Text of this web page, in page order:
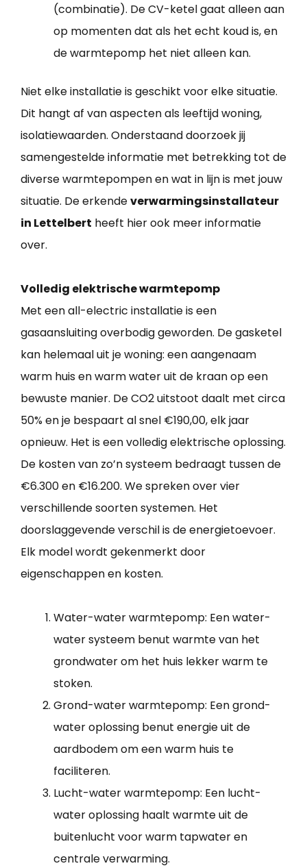
(combinatie). De CV-ketel gaat alleen aan
op momenten dat als het echt koud is, en
de warmtepomp het niet alleen kan.
Niet elke installatie is geschikt voor elke situatie.
Dit hangt af van aspecten als leeftijd woning,
isolatiewaarden. Onderstaand doorzoek jij
samengestelde informatie met betrekking tot de
diverse warmtepompen en wat in lijn is met jouw
situatie. De erkendeverwarmingsinstallateur
in Lettelbert heeft hier ook meer informatie
over.
Volledig elektrische warmtepomp
Met een all-electric installatie is een
gasaansluiting overbodig geworden. De gasketel
kan helemaal uit je woning: een aangenaam
warm huis en warm water uit de kraan op een
bewuste manier. De CO2 uitstoot daalt met circa
50% en je bespaart al snel €190,00, elk jaar
opnieuw. Het is een volledig elektrische oplossing.
De kosten van zo’n systeem bedraagt tussen de
€6.300 en €16.200. We spreken over vier
verschillende soorten systemen. Het
doorslaggevende verschil is de energietoevoer.
Elk model wordt gekenmerkt door
eigenschappen en kosten.
Water-water warmtepomp: Een water-
water systeem benut warmte van het
grondwater om het huis lekker warm te
stoken.
Grond-water warmtepomp: Een grond-
water oplossing benut energie uit de
aardbodem om een warm huis te
faciliteren.
Lucht-water warmtepomp: Een lucht-
water oplossing haalt warmte uit de
buitenlucht voor warm tapwater en
centrale verwarming.